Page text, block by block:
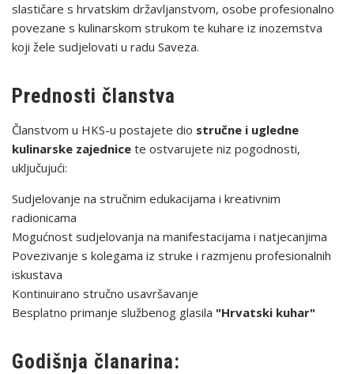
slastičare s hrvatskim državljanstvom, osobe profesionalno
povezane s kulinarskom strukom te kuhare iz inozemstva
koji žele sudjelovati u radu Saveza.
Prednosti članstva
Članstvom u HKS-u postajete dio stručne i ugledne
kulinarske zajednice te ostvarujete niz pogodnosti,
uključujući:
Sudjelovanje na stručnim edukacijama i kreativnim
radionicama
Mogućnost sudjelovanja na manifestacijama i natjecanjima
Povezivanje s kolegama iz struke i razmjenu profesionalnih
iskustava
Kontinuirano stručno usavršavanje
Besplatno primanje službenog glasila "Hrvatski kuhar"
Godišnja članarina: